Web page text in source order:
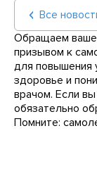
Все
Обращаем ваше
призывом к
для повышения
здоровье и
врачом. Если
обязательно
Помните: